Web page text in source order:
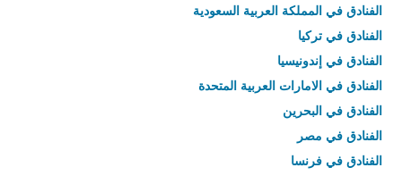
الفنادق في المملكة العربية السعودية
الفنادق في تركيا
الفنادق في إندونيسيا
الفنادق في الامارات العربية المتحدة
الفنادق في البحرين
الفنادق في مصر
الفنادق في فرنسا